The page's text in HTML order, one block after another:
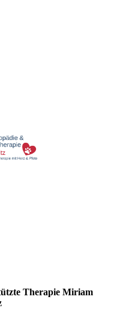
Therapie Miriam